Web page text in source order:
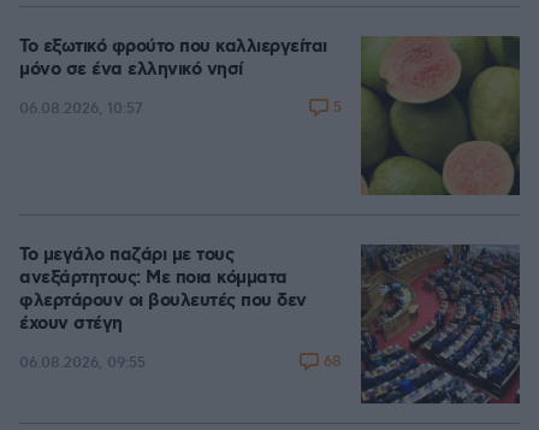
Το εξωτικό φρούτο που καλλιεργείται
μόνο σε ένα ελληνικό νησί
06.08.2026, 10:57 5
Το μεγάλο παζάρι με τους
ανεξάρτητους: Με ποια κόμματα
φλερτάρουν οι βουλευτές που δεν
έχουν στέγη
06.08.2026, 09:55 68